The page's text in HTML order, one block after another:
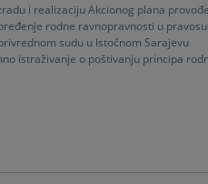
i realizaciju Akcionog plana
rodne ravnopravnosti u
sudu u Istočnom Sarajevu
istraživanje o poštivanju principa